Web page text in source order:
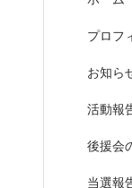
プロフ
お知ら
活動報
後援会
当選報